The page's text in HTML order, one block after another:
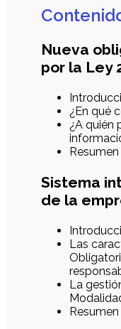
Nueva
por la Ley
¿En qué
¿A quién
Resumen
Sistema
de la
Las
La
Resumen